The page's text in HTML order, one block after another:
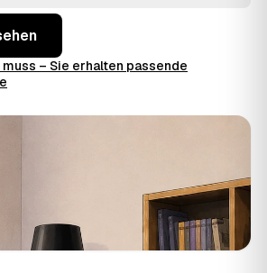
muss – Sie erhalten passende